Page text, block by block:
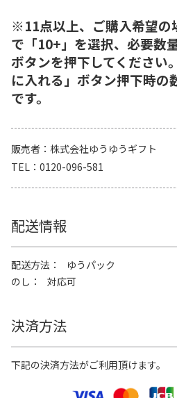
※11点以上、ご購入希望の
で「10+」を選択、必要数
ボタンを押下してください
に入れる」ボタン押下時の
です。
販売者
株式会社ゆうゆうギフト
TEL
0120-096-581
配送情報
配送方法
ゆうパック
のし
対応可
決済方法
下記の決済方法がご利用頂けます。